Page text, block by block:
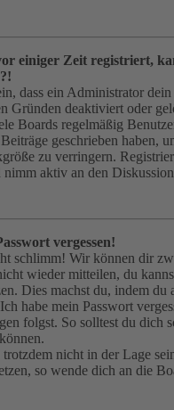
einiger Zeit registriert,
dass ein Administrator
Gründen deaktiviert oder
Boards regelmäßig
geschrieben haben,
zu verringern.
nimm aktiv an den
vergessen!
schlimm! Wir können dir
wieder mitteilen, du
Dies machst du, indem du
habe mein Passwort
folgst. So solltest du dich
trotzdem nicht in der Lage
so wende dich an die